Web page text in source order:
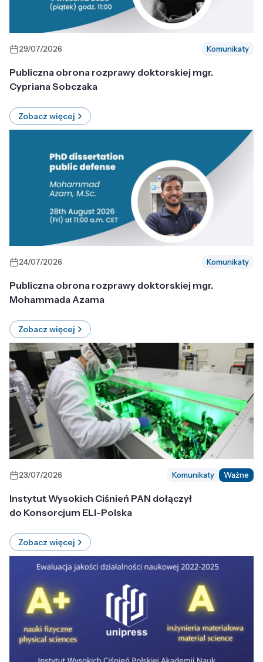
29/07/2026 Komunikaty
Publiczna obrona rozprawy doktorskiej mgr.
Cypriana Sobczaka
Zobacz więcej
24/07/2026 Komunikaty
Publiczna obrona rozprawy doktorskiej mgr.
Mohammada Azama
Zobacz więcej
23/07/2026 Komunikaty Ważne
Instytut Wysokich Ciśnień PAN dołączył
do Konsorcjum ELI-Polska
Zobacz więcej